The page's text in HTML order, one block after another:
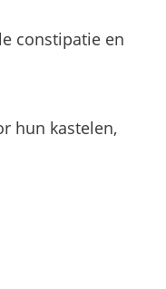
constipatie en
hun kastelen,